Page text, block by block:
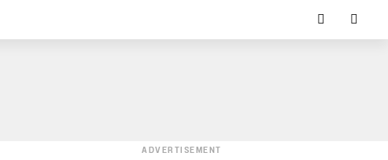
ADVERTISEMENT